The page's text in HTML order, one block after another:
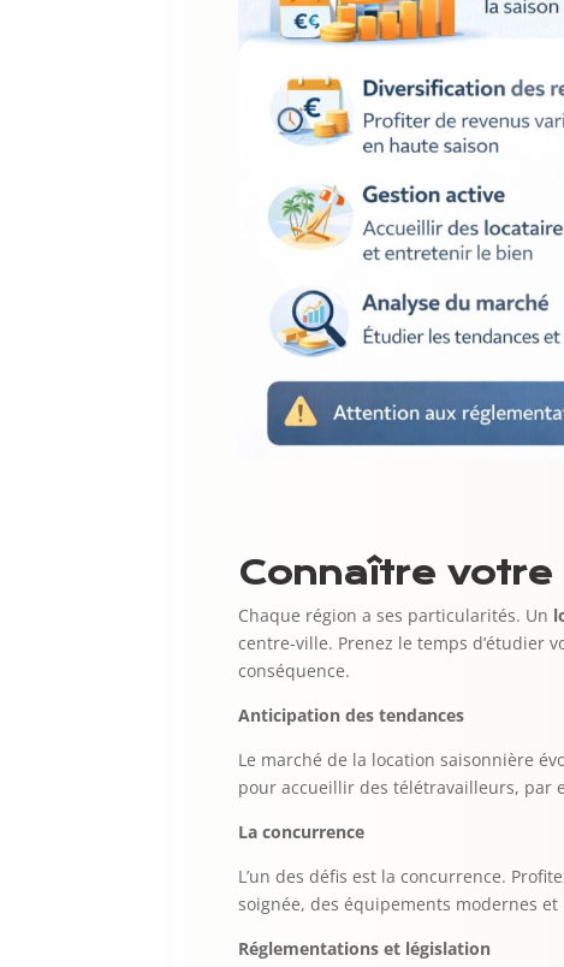
Connaître
Chaque région a ses particularités. Un
centre-ville. Prenez le temps d’étudier
conséquence.
Anticipation des tendances
Le marché de la location saisonnière
pour accueillir des télétravailleurs, par
La concurrence
L’un des défis est la concurrence.
soignée, des équipements modernes
Réglementations et législation